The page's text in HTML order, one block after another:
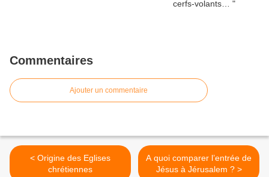
Commentaires
Ajouter un commentaire
< Origine des Eglises
chrétiennes
A quoi comparer l’entrée de
Jésus à Jérusalem ? >